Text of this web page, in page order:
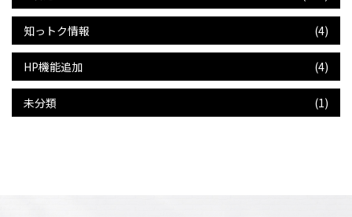
知っトク情報 (4)
HP機能追加 (4)
未分類 (1)